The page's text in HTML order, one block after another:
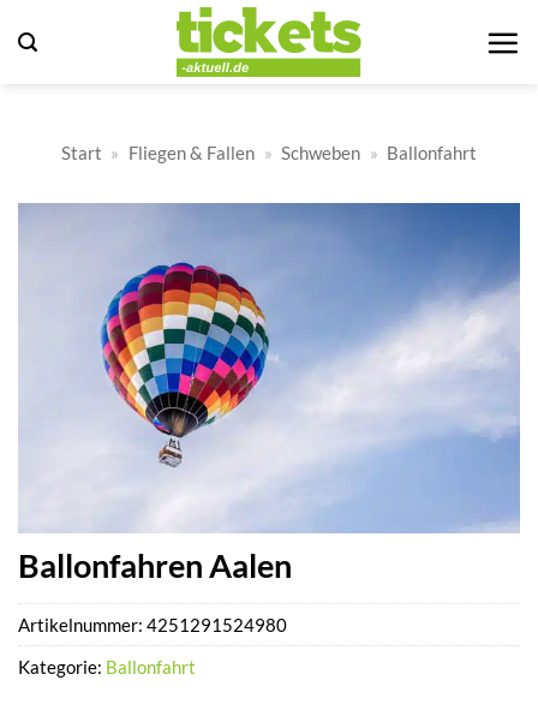
Inhalt
Start » Fliegen & Fallen » Schweben » Ballonfahrt
Ballonfahren Aalen
Artikelnummer: 4251291524980
Kategorie: Ballonfahrt